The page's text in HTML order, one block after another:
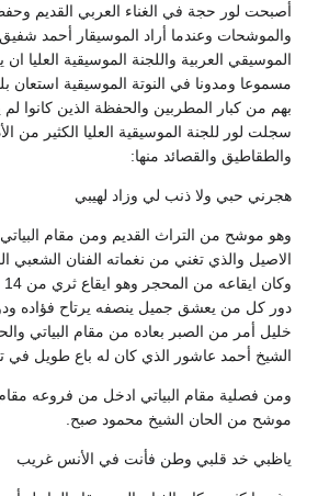
أصبحت لور حجة في الغناء العربي القديم
والموشحات وعندما أراد الموسيقار أحمد
الموسيقي العربية واللجنة الموسيقية العليا
مسموعا ومدونا في النوتة الموسيقية
بهم من كبار المطربين والحفظة الذين كانوا لم
سجلت لور للجنة الموسيقية العليا الكثير من
والطقاطيق والقصائد منها:
هجرني حبي ولا ذنب لي وزاد لهيبي
وهو موشح من التراث القديم ومن مقام
الاصيل والذي تغني من نغماته الفنان الشعبي
دور كل من يعشق جميل ينصفه يرتاح فؤاده
خليل أمر من الصبر بعاده من مقام البياتي
الشيخ أحمد عاشور الذي كان له باع طويل في
ومن فصلية مقام البياتي ادخل من فروعه
موشح من الحان الشيخ محمود صبح.
ياظبي خد قلبي وطن فأنت في الأنس غريب